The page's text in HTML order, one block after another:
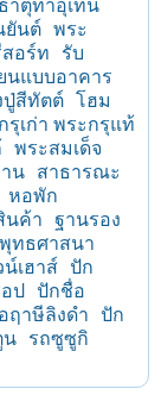
าตุท่าอุเทน
ยันต์ พระ
อร์ท
รับ
นแบบอาคาร
ปู่สีทัตต์ โฮม
รุเก่า พระกรุแท้
พระสมเด็จ
น
สาธารณะ
หอพัก
นค้า
ฐานรอง
ทธศาสนา
เฮาส์ ปัก
ป
ปักชื่อ
ฤาษีลิงดำ
ปัก
น
รถซูซูกิ